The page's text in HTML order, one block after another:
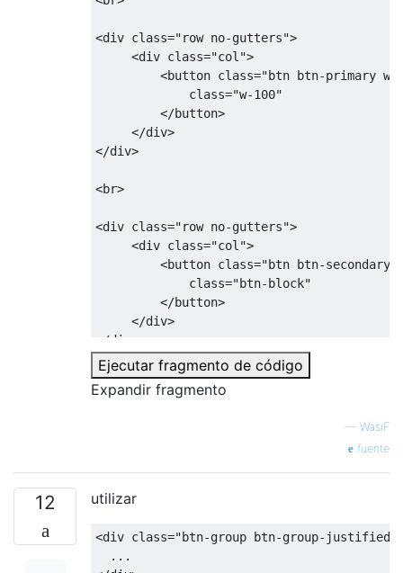
<div class="row no-gutters">
<div class="col">
<button class="btn btn-primary w-
             class="w-100"
</button>
</div>
</div>
<br>
<div class="row no-gutters">
<div class="col">
<button class="btn btn-secondary
             class="btn-block"
</button>
</div>
</div>
<br>
"btn btn-success
             class="form-control"
</div>
<br>
Ejecutar fragmento de código
Expandir fragmento
— WasiF
fuente
12 utilizar
<div class="btn-group btn-group-justified"